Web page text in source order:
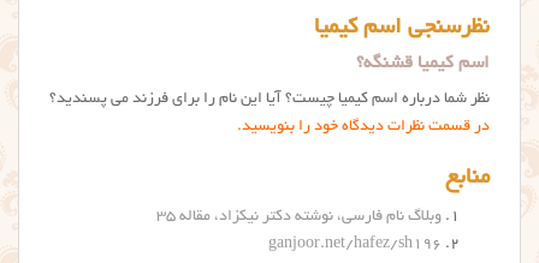
نظرسنجی اسم کیمیا
اسم کیمیا قشنگه؟
نظر شما درباره اسم كيميا چیست؟ آیا این نام را برای فرزند می پسندید؟
در قسمت نظرات دیدگاه خود را بنویسید.
منابع
وبلاگ نام فارسی، نوشته دکتر نیکزاد، مقاله ۳۵
ganjoor.net/hafez/sh196